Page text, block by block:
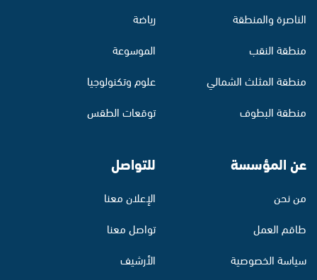
الناصرة والمنطقة
منطقة النقب
منطقة المثلث الشمالي
منطقة البطوف
رياضة
الموسوعة
علوم وتكنولوجيا
توقعات الطقس
عن المؤسسة
من نحن
طاقم العمل
سياسة الخصوصية
للتواصل
الإعلان معنا
تواصل معنا
الأرشيف